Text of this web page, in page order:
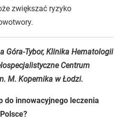
zwiększać ryzyko
Góra-Tybor, Klinika Hematologii
Centrum
M. Kopernika w Łodzi.
do innowacyjnego leczenia